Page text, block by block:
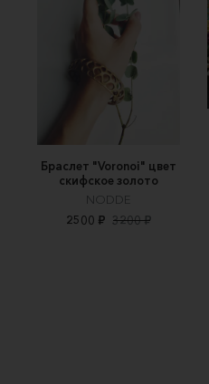
Браслет "Voronoi" цвет
скифское золото
NODDE
2500 ₽ 3200 ₽